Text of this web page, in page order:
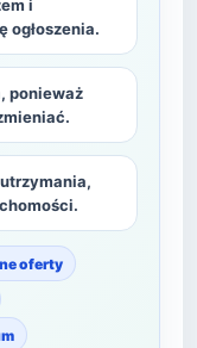
i
ogłoszenia.
ponieważ
oferty